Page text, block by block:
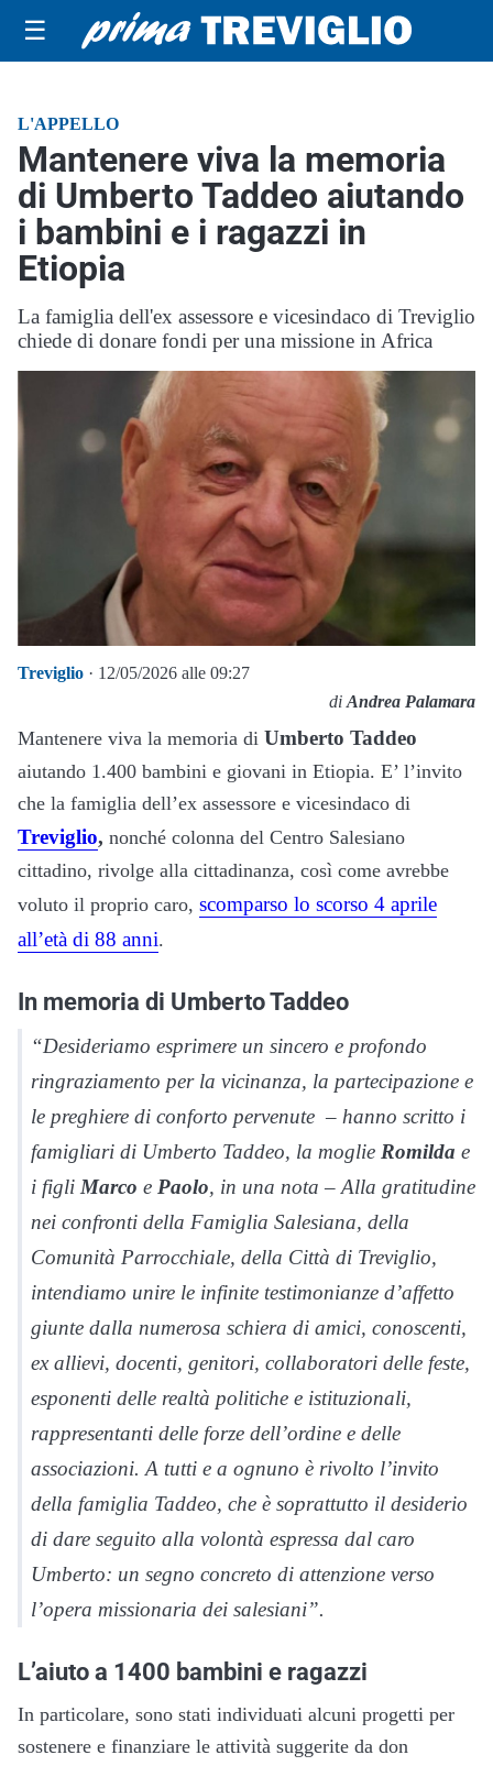
☰
L'APPELLO
Mantenere viva la memoria
di Umberto Taddeo aiutando
i bambini e i ragazzi in
Etiopia
La famiglia dell'ex assessore e vicesindaco di Treviglio
chiede di donare fondi per una missione in Africa
Treviglio · 12/05/2026 alle 09:27
di Andrea Palamara
Mantenere viva la memoria di Umberto Taddeo
aiutando 1.400 bambini e giovani in Etiopia. E’ l’invito
che la famiglia dell’ex assessore e vicesindaco di
Treviglio, nonché colonna del Centro Salesiano
cittadino, rivolge alla cittadinanza, così come avrebbe
voluto il proprio caro, scomparso lo scorso 4 aprile
all’età di 88 anni.
In memoria di Umberto Taddeo
“Desideriamo esprimere un sincero e profondo
ringraziamento per la vicinanza, la partecipazione e
le preghiere di conforto pervenute – hanno scritto i
famigliari di Umberto Taddeo, la moglie Romilda e
i figli Marco e Paolo, in una nota – Alla gratitudine
nei confronti della Famiglia Salesiana, della
Comunità Parrocchiale, della Città di Treviglio,
intendiamo unire le infinite testimonianze d’affetto
giunte dalla numerosa schiera di amici, conoscenti,
ex allievi, docenti, genitori, collaboratori delle feste,
esponenti delle realtà politiche e istituzionali,
rappresentanti delle forze dell’ordine e delle
associazioni. A tutti e a ognuno è rivolto l’invito
della famiglia Taddeo, che è soprattutto il desiderio
di dare seguito alla volontà espressa dal caro
Umberto: un segno concreto di attenzione verso
l’opera missionaria dei salesiani”.
L’aiuto a 1400 bambini e ragazzi
In particolare, sono stati individuati alcuni progetti per
sostenere e finanziare le attività suggerite da don